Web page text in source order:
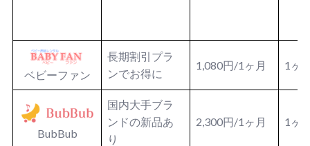
ベビーファン
長期割引プラ
ンでお得に
1,080円/1ヶ月 1ヶ
BubBub
国内大手ブラ
ンドの新品あ
り
2,300円/1ヶ月 1ヶ